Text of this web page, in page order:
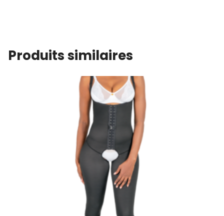
Produits similaires